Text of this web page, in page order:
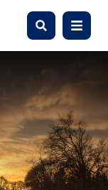
Zoeken Menu